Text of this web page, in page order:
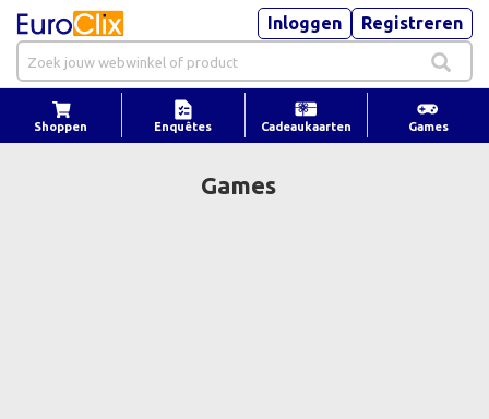
Inloggen Registreren
Shoppen Enquêtes Cadeaukaarten Games
Games